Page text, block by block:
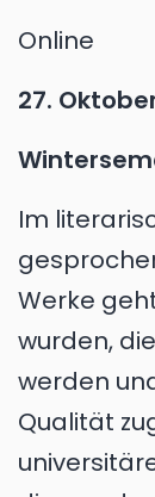
Online
27.
Im
Werke
wurden,
werden
Qualität